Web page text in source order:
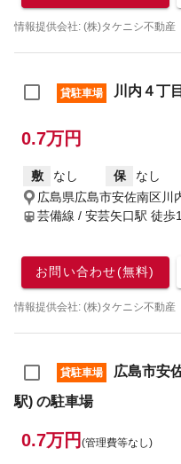
情報提供会社: (株)タケニシ不動産
貸駐車場 川内４丁
0.7万円
敷 なし 保 なし
広島県広島市安佐南区川
芸備線 / 安芸矢口駅 徒歩
お問い合わせ(無料)
情報提供会社: (株)タケニシ不動産
貸駐車場
広島市安
駅) の駐車場
0.7万円 (管理費等なし)